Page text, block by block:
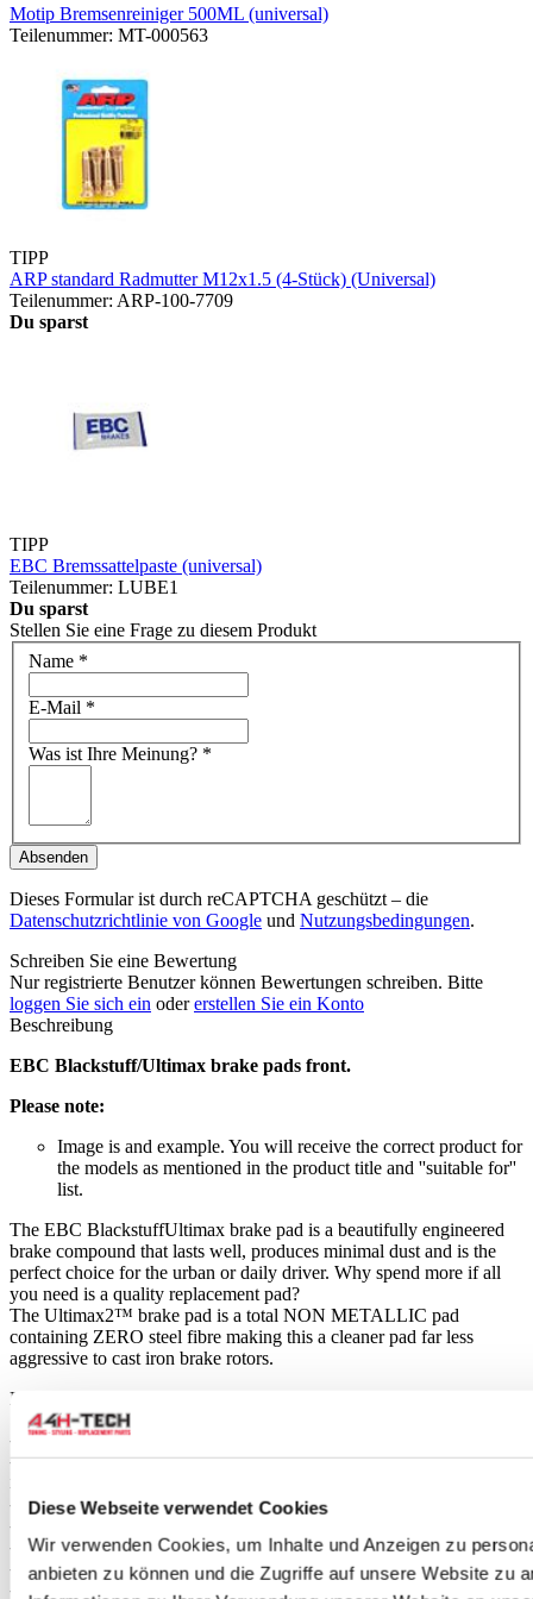
Diese Webseite verwendet Cookies
Wir verwenden Cookies, um Inhalte und Anzeigen zu
anbieten zu können und die Zugriffe auf unsere Website zu
Motip Bremsenreiniger 500ML (universal)
Teilenummer: MT-000563
TIPP
ARP standard Radmutter M12x1.5 (4-Stück) (Universal)
Teilenummer: ARP-100-7709
Du sparst
TIPP
EBC Bremssattelpaste (universal)
Teilenummer: LUBE1
Du sparst
Stellen Sie eine Frage zu diesem Produkt
Name *
E-Mail *
Was ist Ihre Meinung? *
Absenden
Dieses Formular ist durch reCAPTCHA geschützt – die
Datenschutzrichtlinie von Google und Nutzungsbedingungen.
Schreiben Sie eine Bewertung
Nur registrierte Benutzer können Bewertungen schreiben. Bitte
loggen Sie sich ein odererstellen Sie ein Konto
Beschreibung
EBC Blackstuff/Ultimax brake pads front.
Please note:
Image is and example. You will receive the correct product for
the models as mentioned in the product title and ''suitable for''
list.
The EBC BlackstuffUltimax brake pad is a beautifully engineered
brake compound that lasts well, produces minimal dust and is the
perfect choice for the urban or daily driver. Why spend more if all
you need is a quality replacement pad?
The Ultimax2™ brake pad is a total NON METALLIC pad
containing ZERO steel fibre making this a cleaner pad far less
aggressive to cast iron brake rotors.
EBC Blackstuff/Ultimax brake pads feature:
-Superb daily driver R90 type approved pad
-Features red “brake in’ surface coating for instant safe braking after
-New 100 % ECO friendly material with ZERO sulphides
-No shims for noise reduction needed
-More bite from cold
-Works in hot and dry climates as well as in cold
-Fully R 90 approved